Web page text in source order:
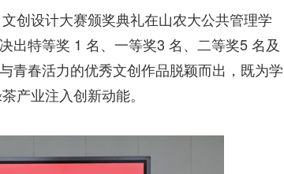
创设计大赛颁奖典礼在山农大公共管理学
出特等奖 1 名、一等奖3 名、二等奖5 名及
青春活力的优秀文创作品脱颖而出，既为学
产业注入创新动能。